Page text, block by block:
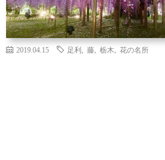
2019.04.15 足利 藤 栃木 花の名所